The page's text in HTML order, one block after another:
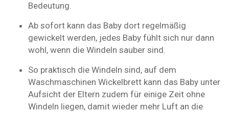
Bedeutung.
Ab sofort kann das Baby dort regelmäßig
gewickelt werden, jedes Baby fühlt sich nur dann
wohl, wenn die Windeln sauber sind.
So praktisch die Windeln sind, auf dem
Waschmaschinen Wickelbrett kann das Baby unter
Aufsicht der Eltern zudem für einige Zeit ohne
Windeln liegen, damit wieder mehr Luft an die